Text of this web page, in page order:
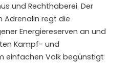
und Rechthaberei. Der
Adrenalin regt die
Energiereserven an und
Kampf- und
einfachen Volk begünstigt